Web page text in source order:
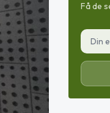
Få de